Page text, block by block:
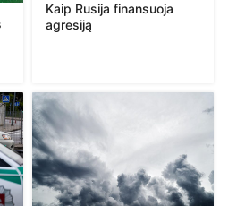
Kaip Rusija finansuoja
agresiją